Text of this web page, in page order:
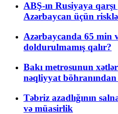
ABŞ-ın Rusiyaya
Azərbaycan üçün
Azərbaycanda 65 min
doldurulmamış qalır?
Bakı metrosunun
nəqliyyat
Təbriz azadlığının
və müasirlik